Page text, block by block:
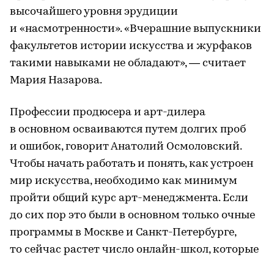
высочайшего уровня эрудиции
и «насмотренности». «Вчерашние выпускники
факультетов истории искусства и журфаков
такими навыками не обладают», — считает
Мария Назарова.
Профессии продюсера и арт-дилера
в основном осваиваются путем долгих проб
и ошибок, говорит Анатолий Осмоловский.
Чтобы начать работать и понять, как устроен
мир искусства, необходимо как минимум
пройти общий курс арт-менеджмента. Если
до сих пор это были в основном только очные
программы в Москве и Санкт-Петербурге,
то сейчас растет число онлайн-школ, которые